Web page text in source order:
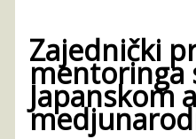
Zajednički
mentoringa
Japanskom